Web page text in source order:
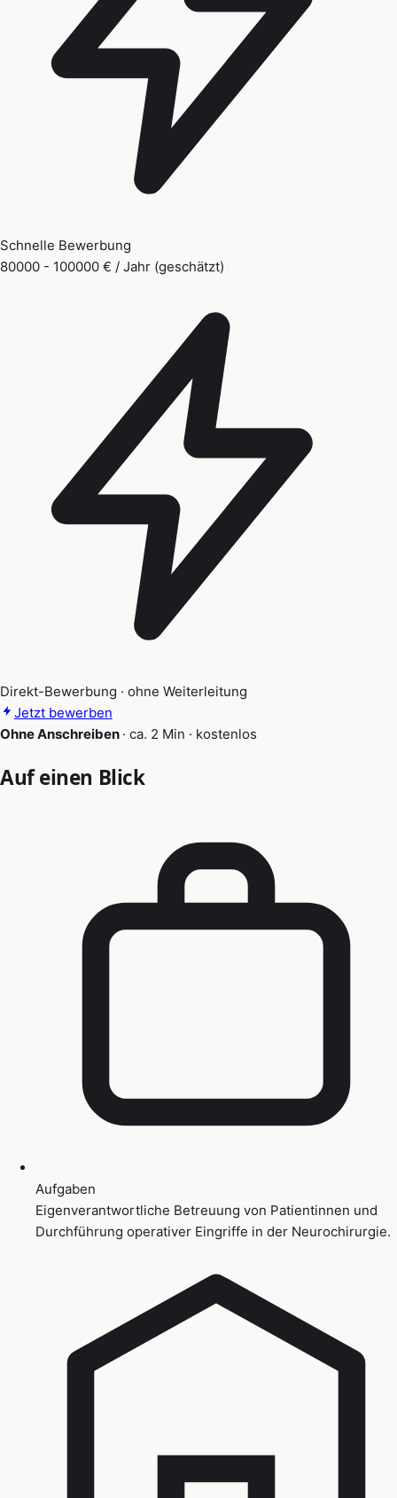
Schnelle Bewerbung
80000 - 100000 € / Jahr (geschätzt)
Direkt-Bewerbung · ohne Weiterleitung
Jetzt bewerben
Ohne Anschreiben · ca. 2 Min · kostenlos
Auf einen Blick
Aufgaben
Eigenverantwortliche Betreuung von Patientinnen und
Durchführung operativer Eingriffe in der Neurochirurgie.